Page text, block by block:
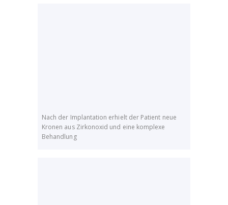
Nach der Implantation erhielt der Patient neue
Kronen aus Zirkonoxid und eine komplexe
Behandlung